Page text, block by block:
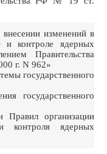
изменений в
и контроле ядерных
Правительства
г. N 962»
государственного
государственного
Правил организации
контроля ядерных